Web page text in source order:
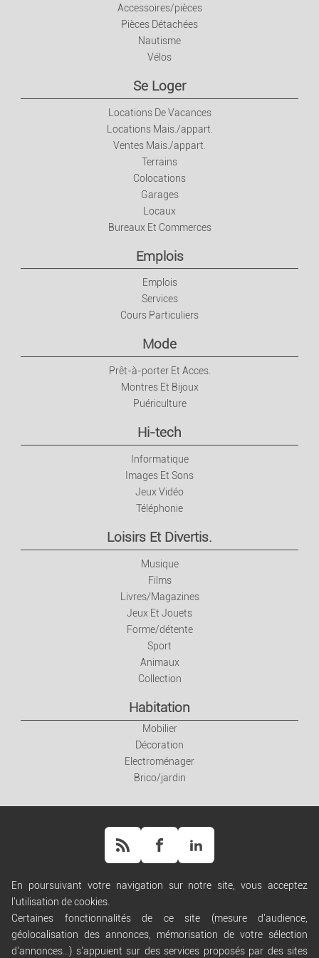
Accessoires/pièces
Pièces Détachées
Nautisme
Vélos
Se Loger
Locations De Vacances
Locations Mais./appart.
Ventes Mais./appart.
Terrains
Colocations
Garages
Locaux
Bureaux Et Commerces
Emplois
Emplois
Services
Cours Particuliers
Mode
Prêt-à-porter Et Acces.
Montres Et Bijoux
Puériculture
Hi-tech
Informatique
Images Et Sons
Jeux Vidéo
Téléphonie
Loisirs Et Divertis.
Musique
Films
Livres/Magazines
Jeux Et Jouets
Forme/détente
Sport
Animaux
Collection
Habitation
Mobilier
Décoration
Electroménager
Brico/jardin
Règles de diffusion
Conditions générales d'utilisation
Conditions générales de vente
En poursuivant votre navigation sur notre site, vous acceptez
l'utilisation de cookies.
Certaines fonctionnalités de ce site (mesure d'audience,
géolocalisation des annonces, mémorisation de votre sélection
d'annonces...) s'appuient sur des services proposés par des sites